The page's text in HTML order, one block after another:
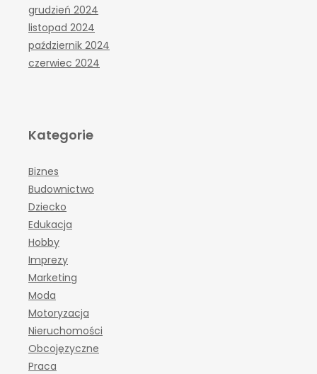
grudzień 2024
listopad 2024
październik 2024
czerwiec 2024
Kategorie
Biznes
Budownictwo
Dziecko
Edukacja
Hobby
Imprezy
Marketing
Moda
Motoryzacja
Nieruchomości
Obcojęzyczne
Praca